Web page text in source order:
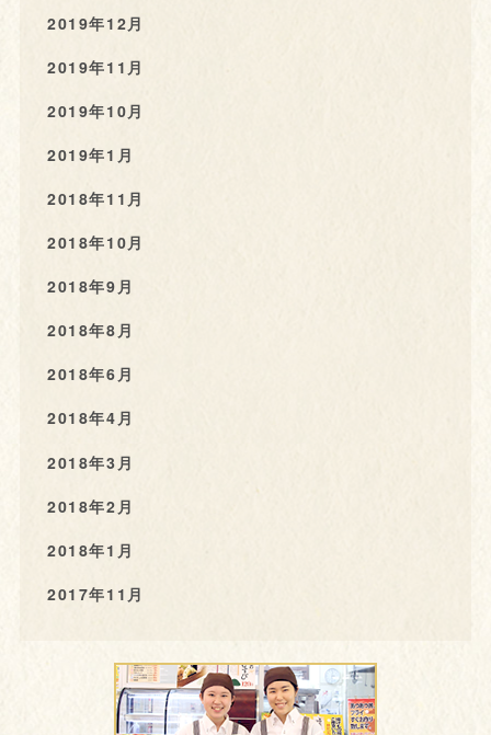
2019年12月
2019年11月
2019年10月
2019年1月
2018年11月
2018年10月
2018年9月
2018年8月
2018年6月
2018年4月
2018年3月
2018年2月
2018年1月
2017年11月